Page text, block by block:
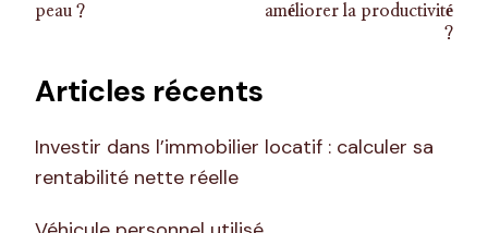
peau ?
améliorer la productivité
?
Articles récents
Investir dans l’immobilier locatif : calculer sa
rentabilité nette réelle